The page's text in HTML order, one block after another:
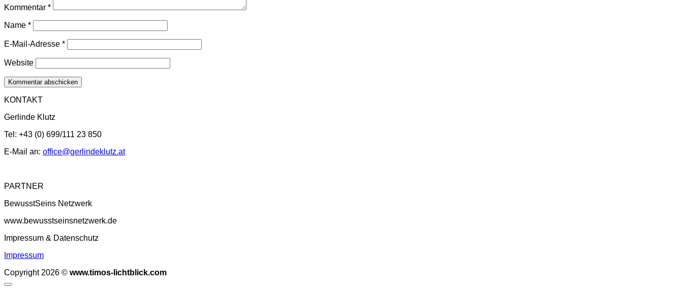
Kommentar *
Name *
E-Mail-Adresse *
Website
KONTAKT
Gerlinde Klutz
Tel: +43 (0) 699/111 23 850
E-Mail an: office@gerlindeklutz.at
PARTNER
BewusstSeins Netzwerk
www.bewusstseinsnetzwerk.de
Impressum & Datenschutz
Impressum
Copyright 2026 © www.timos-lichtblick.com